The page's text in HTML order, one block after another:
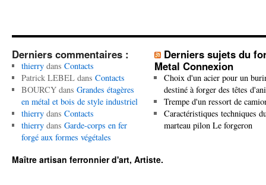
Derniers commentaires :
thierrydans Contacts
Patrick LEBELdans Contacts
BOURCYdans Grandes étagères
en métal et bois de style industriel
thierrydans Contacts
thierrydans Garde-corps en fer
forgé aux formes végétales
Derniers sujets du
Metal Connexion
Choix d'un acier pour un
destiné à forger des têtes
Trempe d'un ressort de
Caractéristiques techniques
marteau pilon Le forgeron
Maître artisan ferronnier d'art, Artiste.